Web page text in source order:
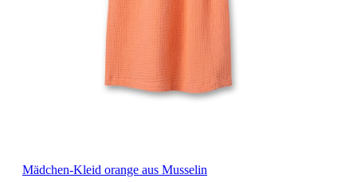
Mädchen-Kleid orange aus Musselin